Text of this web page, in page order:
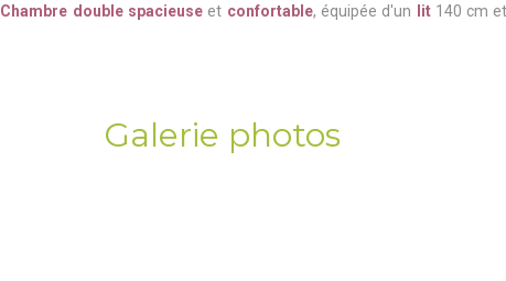
Chambre double spacieuse et confortable, équipée d'un lit140 cm
Galerie photos